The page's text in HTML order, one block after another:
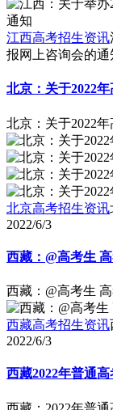
江西高考招生资讯
报网上咨询会的通
北京：关于2022
北京：关于2022
北京高考招生资讯
2022/6/3
西藏：@高考生
西藏：@高考生
西藏高考招生资讯
2022/6/3
西藏2022年普通